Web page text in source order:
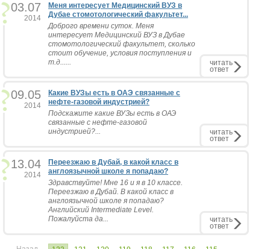
03.07
2014
Меня интересует Медицинский ВУЗ в
Дубае стомотологический факультет...
Доброго времени суток. Меня
интересует Медицинский ВУЗ в Дубае
стомотологический факультет, сколько
стоит обучение, условия поступления и
т.д......
читать
ответ
09.05
2014
Какие ВУЗы есть в ОАЭ связанные с
нефте-газовой индустрией?
Подскажите какие ВУЗы есть в ОАЭ
связанные с нефте-газовой
индустрией?...
читать
ответ
13.04
2014
Переезжаю в Дубай, в какой класс в
англоязычной школе я попадаю?
Здравствуйте! Мне 16 и я в 10 классе.
Переезжаю в Дубай. В какой класс в
англоязычной школе я попадаю?
Английский Intermediate Level.
Пожалуйста да...
читать
ответ